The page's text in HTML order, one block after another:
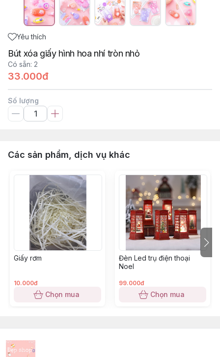
Yêu thích
Bút xóa giấy hình hoa nhí tròn nhỏ
Có sẵn: 2
33.000đ
Số lượng
Các sản phẩm, dịch vụ khác
Giấy rơm
10.000đ
Chọn mua
Đèn Led trụ điện thoại
Noel
99.000đ
Chọn mua